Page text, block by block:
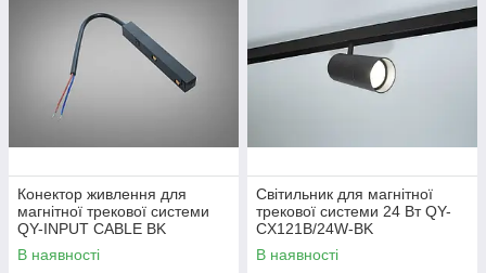
Конектор живлення для
магнітної трекової системи
QY-INPUT CABLE BK
В наявності
Світильник для магнітної
трекової системи 24 Вт QY-
CX121B/24W-BK
В наявності